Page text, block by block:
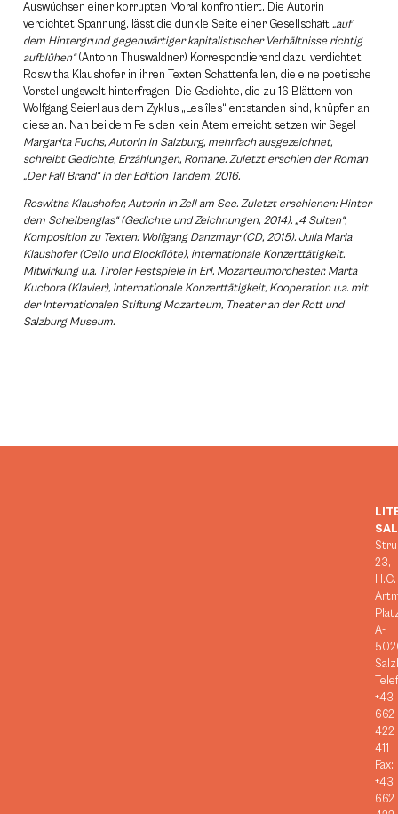
Auswüchsen einer korrupten Moral konfrontiert. Die Autorin
verdichtet Spannung, lässt die dunkle Seite einer Gesellschaft „auf
dem Hintergrund gegenwärtiger kapitalistischer Verhältnisse richtig
aufblühen“(Antonn Thuswaldner) Korrespondierend dazu verdichtet
Roswitha Klaushofer in ihren Texten Schattenfallen, die eine poetische
Vorstellungswelt hinterfragen. Die Gedichte, die zu 16 Blättern von
Wolfgang Seierl aus dem Zyklus „Les îles“ entstanden sind, knüpfen an
diese an. Nah bei dem Fels den kein Atem erreicht setzen wir Segel
Margarita Fuchs, Autorin in Salzburg, mehrfach ausgezeichnet,
schreibt Gedichte, Erzählungen, Romane. Zuletzt erschien der Roman
„Der Fall Brand“ in der Edition Tandem, 2016.
Roswitha Klaushofer, Autorin in Zell am See. Zuletzt erschienen: Hinter
dem Scheibenglas“ (Gedichte und Zeichnungen, 2014). „4 Suiten“,
Komposition zu Texten: Wolfgang Danzmayr (CD, 2015). Julia Maria
Klaushofer (Cello und Blockflöte), internationale Konzerttätigkeit.
Mitwirkung u.a. Tiroler Festspiele in Erl, Mozarteumorchester. Marta
Kucbora (Klavier), internationale Konzerttätigkeit, Kooperation u.a. mit
der Internationalen Stiftung Mozarteum, Theater an der Rott und
Salzburg Museum.
23,
H.C.
A-
+43
662
422
411
Fax:
+43
662